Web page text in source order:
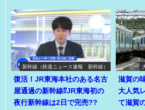
新幹線（鉄道ニュース速報 新幹線）
復活！JR東海本社のある名古
屋通過の新幹線⁉JR東海初の
夜行新幹線は2日で完売??
滋賀の
大人気
て滋賀